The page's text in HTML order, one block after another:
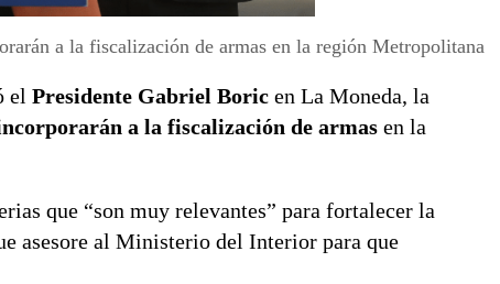
a la fiscalización de armas en la región Metropolitana
el Presidente Gabriel Boric en La Moneda, la
a la fiscalización de armas en la
que “son muy relevantes” para fortalecer la
asesore al Ministerio del Interior para que